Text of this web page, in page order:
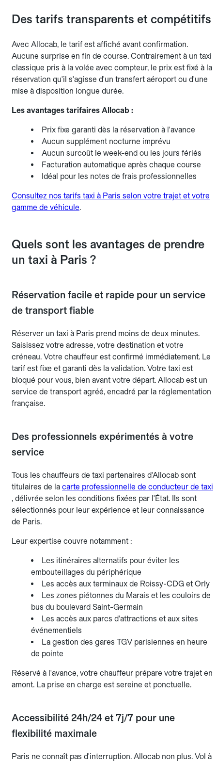
Des tarifs transparents et compétitifs
Avec Allocab, le tarif est affiché avant confirmation.
Aucune surprise en fin de course. Contrairement à un taxi
classique pris à la volée avec compteur, le prix est fixé à la
réservation qu'il s'agisse d'un transfert aéroport ou d'une
mise à disposition longue durée.
Les avantages tarifaires Allocab :
Prix fixe garanti dès la réservation à l'avance
Aucun supplément nocturne imprévu
Aucun surcoût le week-end ou les jours fériés
Facturation automatique après chaque course
Idéal pour les notes de frais professionnelles
Consultez nos tarifs taxi à Paris selon votre trajet et votre
gamme de véhicule.
Quels sont les avantages de prendre
un taxi à Paris ?
Réservation facile et rapide pour un service
de transport fiable
Réserver un taxi à Paris prend moins de deux minutes.
Saisissez votre adresse, votre destination et votre
créneau. Votre chauffeur est confirmé immédiatement. Le
tarif est fixe et garanti dès la validation. Votre taxi est
bloqué pour vous, bien avant votre départ. Allocab est un
service de transport agréé, encadré par la réglementation
française.
Des professionnels expérimentés à votre
service
Tous les chauffeurs de taxi partenaires d'Allocab sont
titulaires de la carte professionnelle de conducteur de taxi
, délivrée selon les conditions fixées par l'État. Ils sont
sélectionnés pour leur expérience et leur connaissance
de Paris.
Leur expertise couvre notamment :
Les itinéraires alternatifs pour éviter les
embouteillages du périphérique
Les accès aux terminaux de Roissy-CDG et Orly
Les zones piétonnes du Marais et les couloirs de
bus du boulevard Saint-Germain
Les accès aux parcs d'attractions et aux sites
événementiels
La gestion des gares TGV parisiennes en heure
de pointe
Réservé à l'avance, votre chauffeur prépare votre trajet en
amont. La prise en charge est sereine et ponctuelle.
Accessibilité 24h/24 et 7j/7 pour une
flexibilité maximale
Paris ne connaît pas d'interruption. Allocab non plus. Vol à